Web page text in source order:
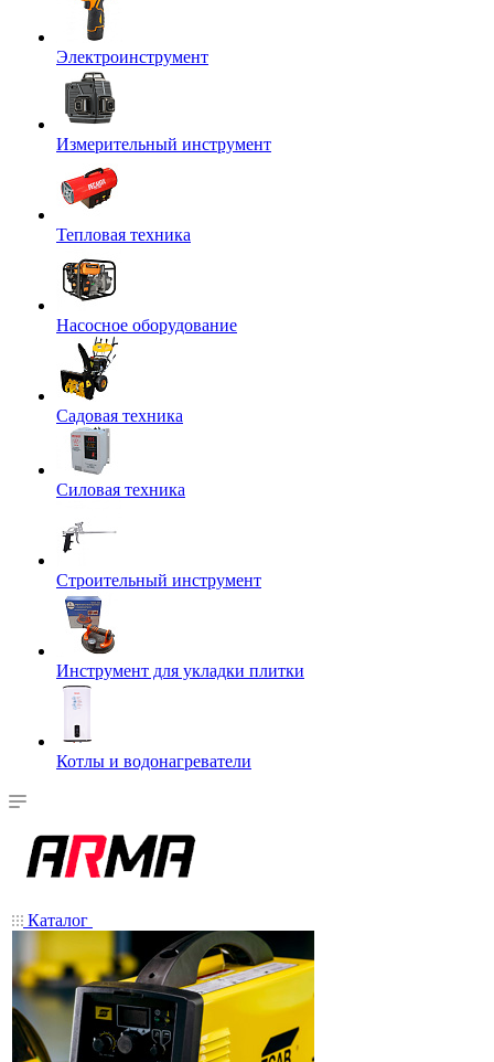
Электроинструмент
Измерительный инструмент
Тепловая техника
Насосное оборудование
Садовая техника
Силовая техника
Строительный инструмент
Инструмент для укладки плитки
Котлы и водонагреватели
Каталог